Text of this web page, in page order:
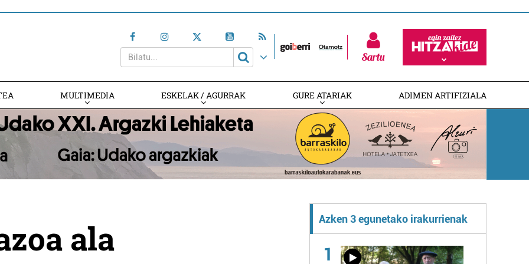
Sartu
MULTIMEDIA ESKELAK / AGURRAK GURE ATARIAK ADIMEN ARTIFIZIALA
ala
Azken 3 egunetako irakurrienak
1